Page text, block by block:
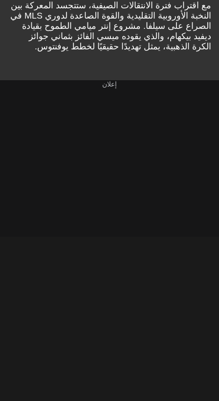
مع اقتراب فترة الانتقالات الصيفية، ستتجسد المعركة بين
النخبة الأوروبية التقليدية والقوة الصاعدة لدوري MLS في
الصراع على سيلفا. مشروع إنتر ميامي الطموح بقيادة
ديفيد بيكهام، والذي يقوده ميسي الفائز بثماني جوائز
الكرة الذهبية، يمثل تهديدًا حقيقيًا لخطط يوفنتوس.